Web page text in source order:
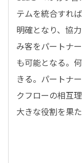
テムを統合すれ
明確となり、協
み客をパートナ
も可能となる。
きる。パートナ
クフローの相互
大きな役割を果た